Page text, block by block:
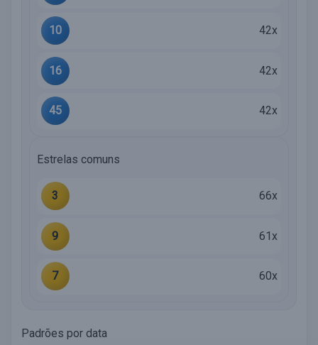
10 42x
16 42x
45 42x
Estrelas comuns
3 66x
9 61x
7 60x
Padrões por data